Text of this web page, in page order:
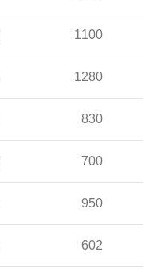
1100
1280
830
700
950
602